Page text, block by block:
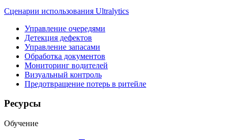
Сценарии использования Ultralytics
Управление очередями
Детекция дефектов
Управление запасами
Обработка документов
Мониторинг водителей
Визуальный контроль
Предотвращение потерь в ритейле
Ресурсы
Обучение